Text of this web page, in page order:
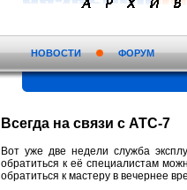
НОВОСТИ ФОРУМ
Всегда на связи с АТС-7
Вот уже две недели служба
обратиться к её специалистам
обратиться к мастеру в вечернее